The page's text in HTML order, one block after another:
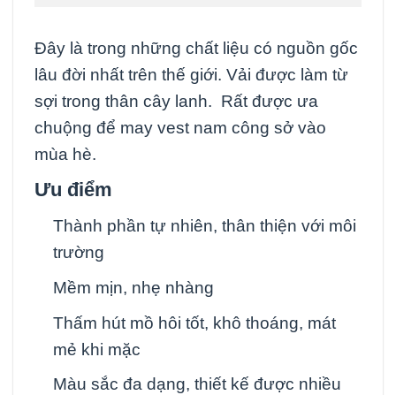
Đây là trong những chất liệu có nguồn gốc
lâu đời nhất trên thế giới. Vải được làm từ
sợi trong thân cây lanh. Rất được ưa
chuộng để may vest nam công sở vào
mùa hè.
Ưu điểm
Thành phần tự nhiên, thân thiện với môi
trường
Mềm mịn, nhẹ nhàng
Thấm hút mồ hôi tốt, khô thoáng, mát
mẻ khi mặc
Màu sắc đa dạng, thiết kế được nhiều